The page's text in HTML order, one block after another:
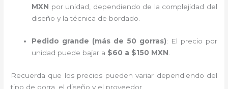
MXN por unidad, dependiendo de la complejidad del
diseño y la técnica de bordado.
Pedido grande (más de 50 gorras): El precio por
unidad puede bajar a $60 a $150 MXN
Recuerda que los precios pueden variar dependiendo del
tipo de gorra, el diseño y el proveedor.